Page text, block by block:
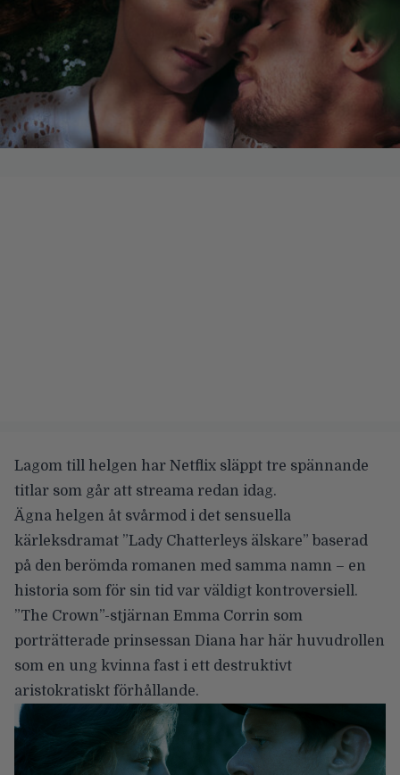
Lagom till helgen har Netflix släppt tre spännande
titlar som går att streama redan idag.
Ägna helgen åt svårmod i det sensuella
kärleksdramat ”Lady Chatterleys älskare” baserad
på den berömda romanen med samma namn – en
historia som för sin tid var väldigt kontroversiell.
”The Crown”-stjärnan Emma Corrin som
porträtterade prinsessan Diana har här huvudrollen
som en ung kvinna fast i ett destruktivt
aristokratiskt förhållande.